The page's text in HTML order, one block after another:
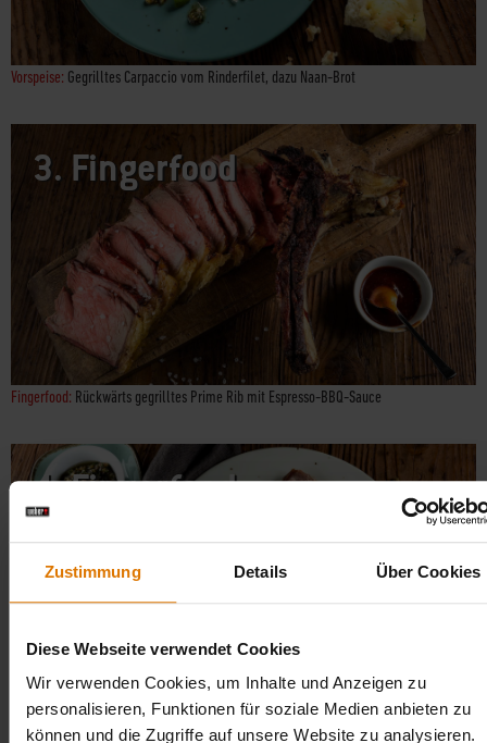
Zustimmung Details Über Cookies
Diese Webseite verwendet Cookies
Wir verwenden Cookies, um Inhalte und Anzeigen zu
personalisieren, Funktionen für soziale Medien anbieten zu
können und die Zugriffe auf unsere Website zu analysieren.
Vorspeise: Gegrilltes Carpaccio vom Rinderfilet, dazu Naan-Brot
3. Fingerfood
Fingerfood: Rückwärts gegrilltes Prime Rib mit Espresso-BBQ-Sauce
4.Fingerfood
Fingerfood:Kotelette vom Schwein mit Speckscheiben und Haselnuss-Chimichurri